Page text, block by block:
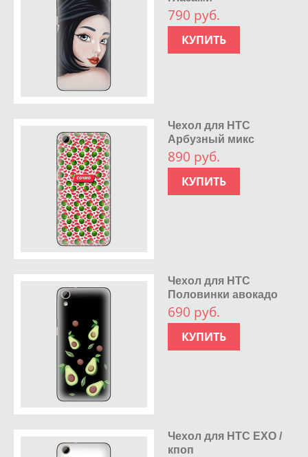
790 руб.
КУПИТЬ
Чехол для HTC
Арбузный микс
890 руб.
КУПИТЬ
Чехол для HTC
Половинки авокадо
690 руб.
КУПИТЬ
Чехол для HTC EXO /
кпоп